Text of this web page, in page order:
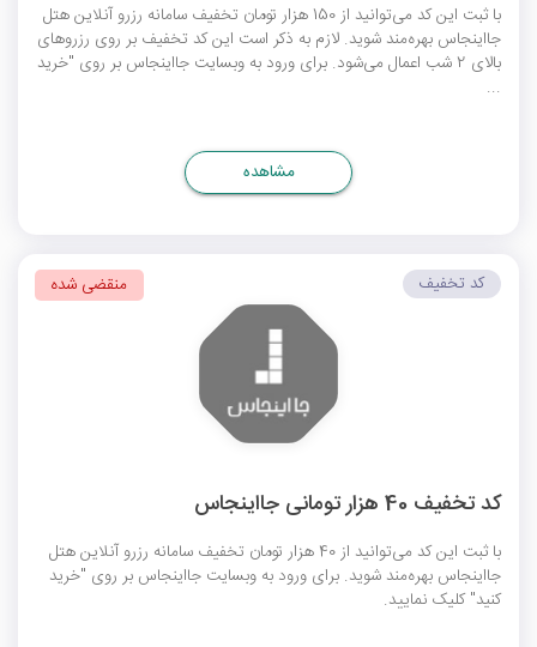
با ثبت این کد می‌توانید از 150 هزار تومان تخفیف سامانه رزرو آنلاین هتل
جااینجاس بهره‌مند شوید. لازم به ذکر است این کد تخفیف بر روی رزروهای
بالای 2 شب اعمال می‌شود. برای ورود به وبسایت جااینجاس بر روی "خرید
...
مشاهده
کد تخفیف 40 هزار تومانی جااینجاس
با ثبت این کد می‌توانید از 40 هزار تومان تخفیف سامانه رزرو آنلاین هتل
جااینجاس بهره‌مند شوید. برای ورود به وبسایت جااینجاس بر روی "خرید
کنید" کلیک نمایید.
کد تخفیف منقضی شده